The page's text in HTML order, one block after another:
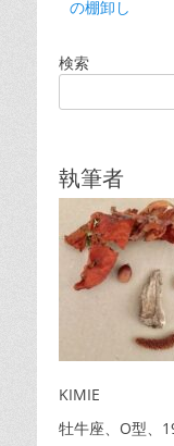
ゲ
ー
シ
ン
投
の棚卸し
検索
執筆者
KIMIE
牡牛座、O型、